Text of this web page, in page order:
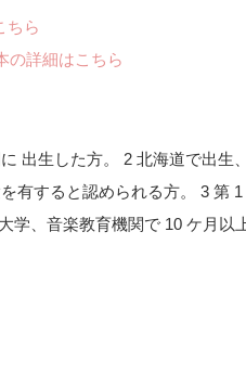
ちら
の詳細はこちら
出生した方。 2 北海道で出生
有すると認められる方。 3 第
学、音楽教育機関で 10 ケ月以